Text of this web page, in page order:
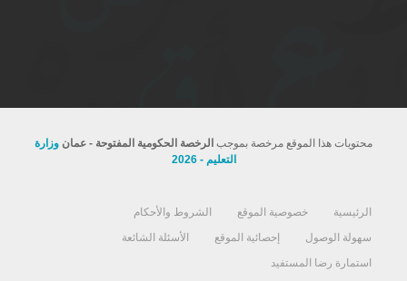
محتويات هذا الموقع مرخصة بموجب الرخصة الحكومية المفتوحة - عمان وزارة
التعليم - 2026
الرئيسية خصوصية الموقع
الشروط والأحكام
سهولة الوصول
إحصائية الموقع
الأسئلة الشائعة
استمارة رضا المستفيد